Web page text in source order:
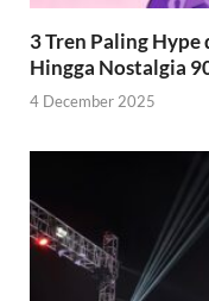
3 Tren Paling
Hingga Nostalgia
4 December 2025